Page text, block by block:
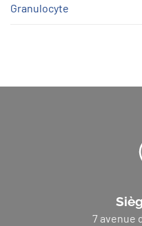
Granulocyte
7 avenue